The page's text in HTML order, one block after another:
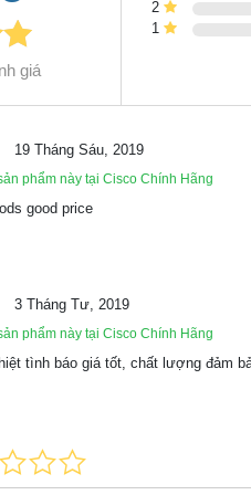
StackWise-480 và
hỗ trợ bởi công nghệ Cisco
Bị Mạng Switch Cisco
giá
2
1
19 Tháng Sáu, 2019
phẩm này tại Cisco Chính Hãng
good price
3 Tháng Tư, 2019
phẩm này tại Cisco Chính Hãng
tình báo giá tốt, chất lượng đảm